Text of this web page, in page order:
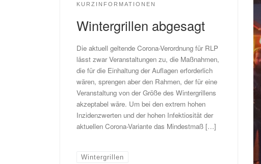
KURZINFORMATIONEN
Wintergrillen abgesagt
Die aktuell geltende Corona-Verordnung für RLP
lässt zwar Veranstaltungen zu, die Maßnahmen,
die für die Einhaltung der Auflagen erforderlich
wären, sprengen aber den Rahmen, der für eine
Veranstaltung von der Größe des Wintergrillens
akzeptabel wäre. Um bei den extrem hohen
Inzidenzwerten und der hohen Infektiosität der
aktuellen Corona-Variante das Mindestmaß […]
Wintergrillen